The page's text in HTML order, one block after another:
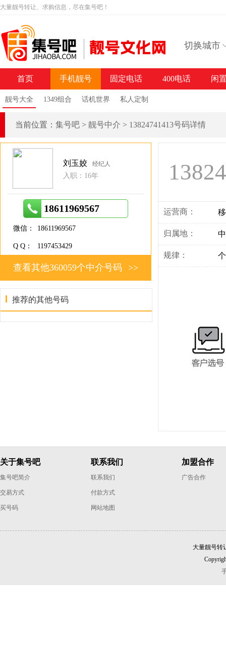
大量靓号转让、求购信息，尽在集号吧！
切换城市
首页 手机靓号
靓号大全 1349组合 话机世界 私人定制
固定电话 400电话 闲
当前位置： 集号吧 > 靓号中介 > 13824741413号码详情
运营商：
归属地：
规律：
刘玉姣 经纪人
入职：16年
18611969567
微信： 18611969567
Q Q： 1197453429
>>
查看其他360059个中介号码
推荐的其他号码
关于集号吧
集号吧简介
交易方式
买号码
联系我们
联系我们
付款方式
网站地图
加盟合作
广告合作
大量靓号转